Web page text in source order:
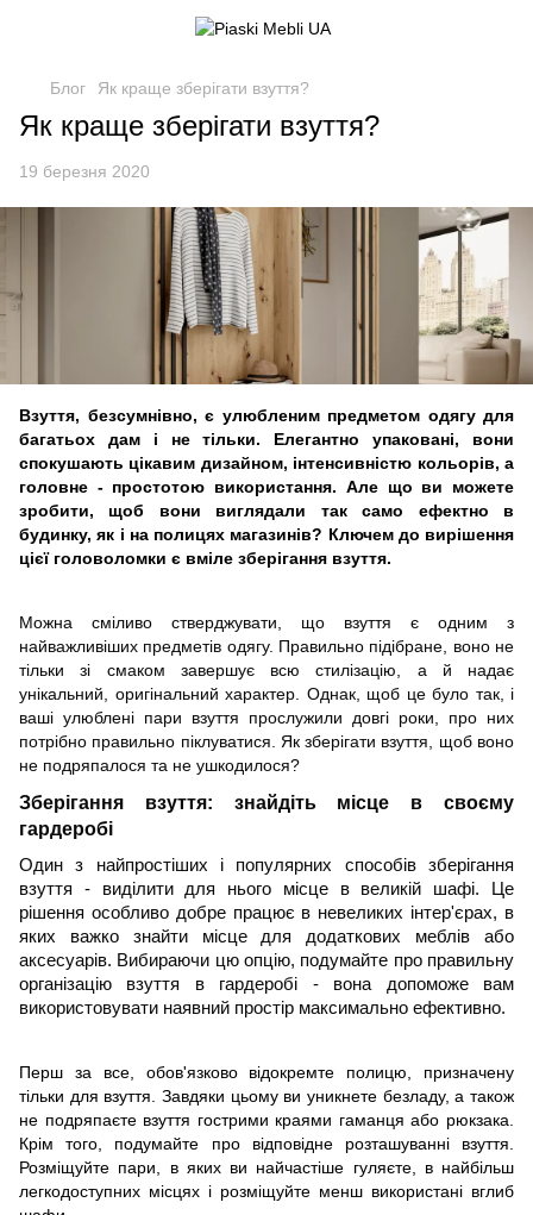
Блог Як краще зберігати взуття?
Як краще зберігати взуття?
19 березня 2020
Взуття, безсумнівно, є улюбленим предметом одягу для
багатьох дам і не тільки. Елегантно упаковані, вони
спокушають цікавим дизайном, інтенсивністю кольорів, а
головне - простотою використання. Але що ви можете
зробити, щоб вони виглядали так само ефектно в
будинку, як і на полицях магазинів? Ключем до вирішення
цієї головоломки є вміле зберігання взуття.
Можна сміливо стверджувати, що взуття є одним з
найважливіших предметів одягу. Правильно підібране, воно не
тільки зі смаком завершує всю стилізацію, а й надає
унікальний, оригінальний характер. Однак, щоб це було так, і
ваші улюблені пари взуття прослужили довгі роки, про них
потрібно правильно піклуватися. Як зберігати взуття, щоб воно
не подряпалося та не ушкодилося?
Зберігання взуття: знайдіть місце в своєму
гардеробі
Один з найпростіших і популярних способів зберігання
взуття - виділити для нього місце в великій шафі. Це
рішення особливо добре працює в невеликих інтер'єрах, в
яких важко знайти місце для додаткових меблів або
аксесуарів. Вибираючи цю опцію, подумайте про правильну
організацію взуття в гардеробі - вона допоможе вам
використовувати наявний простір максимально ефективно.
Перш за все, обов'язково відокремте полицю, призначену
тільки для взуття. Завдяки цьому ви уникнете безладу, а також
не подряпаєте взуття гострими краями гаманця або рюкзака.
Крім того, подумайте про відповідне розташуванні взуття.
Розміщуйте пари, в яких ви найчастіше гуляєте, в найбільш
легкодоступних місцях і розміщуйте менш використані вглиб